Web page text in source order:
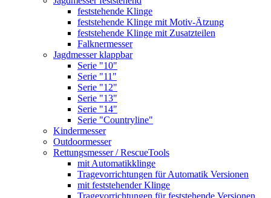
feststehende Klinge
feststehende Klinge mit Motiv-Ätzung
feststehende Klinge mit Zusatzteilen
Falknermesser
Jagdmesser klappbar
Serie "10"
Serie "11"
Serie "12"
Serie "13"
Serie "14"
Serie "Countryline"
Kindermesser
Outdoormesser
Rettungsmesser / RescueTools
mit Automatikklinge
Tragevorrichtungen für Automatik Versionen
mit feststehender Klinge
Tragevorrichtungen für feststehende Versionen